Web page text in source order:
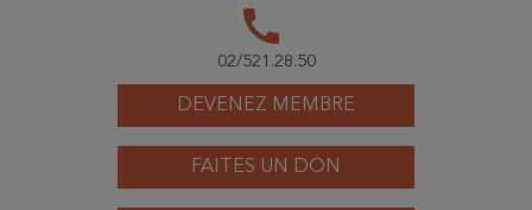
DEVENEZ MEMBRE
FAITES UN DON
call
02/521.28.50